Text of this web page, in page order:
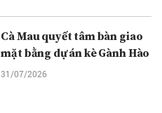
Cà Mau quyết tâm bàn giao
mặt bằng dự án kè Gành Hào
31/07/2026